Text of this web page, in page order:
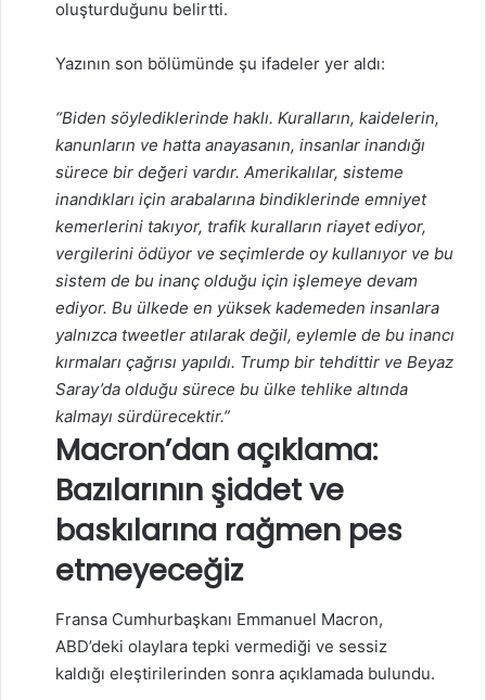
oluşturduğunu belirtti.
Yazının son bölümünde şu ifadeler yer aldı:
“Biden söylediklerinde haklı. Kuralların, kaidelerin,
kanunların ve hatta anayasanın, insanlar inandığı
sürece bir değeri vardır. Amerikalılar, sisteme
inandıkları için arabalarına bindiklerinde emniyet
kemerlerini takıyor, trafik kuralların riayet ediyor,
vergilerini ödüyor ve seçimlerde oy kullanıyor ve bu
sistem de bu inanç olduğu için işlemeye devam
ediyor. Bu ülkede en yüksek kademeden insanlara
yalnızca tweetler atılarak değil, eylemle de bu inancı
kırmaları çağrısı yapıldı. Trump bir tehdittir ve Beyaz
Saray’da olduğu sürece bu ülke tehlike altında
kalmayı sürdürecektir.”
Macron’dan açıklama:
Bazılarının şiddet ve
baskılarına rağmen pes
etmeyeceğiz
Fransa Cumhurbaşkanı Emmanuel Macron,
ABD’deki olaylara tepki vermediği ve sessiz
kaldığı eleştirilerinden sonra açıklamada bulundu.